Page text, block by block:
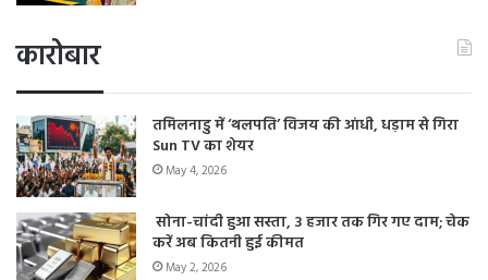
कारोबार
तमिलनाडु में ‘थलपति’ विजय की आंधी, धड़ाम से गिरा
Sun TV का शेयर
May 4, 2026
सोना-चांदी हुआ सस्ता, 3 हजार तक गिर गए दाम; चेक
करें अब कितनी हुई कीमत
May 2, 2026